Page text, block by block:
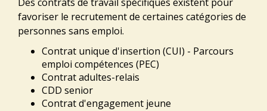
favoriser le recrutement de certaines catégories de
personnes sans emploi.
Contrat unique d'insertion (CUI) - Parcours
emploi compétences (PEC)
Contrat adultes-relais
CDD senior
Contrat d'engagement jeune